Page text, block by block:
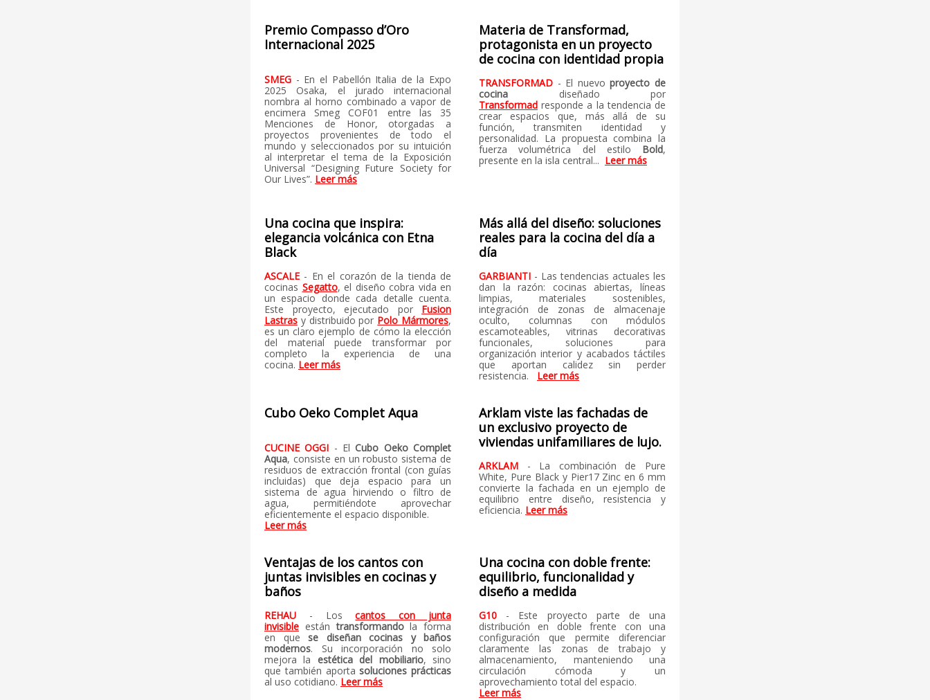
Premio Compasso d’Oro
Internacional 2025
SMEG - En el Pabellón Italia de la Expo
2025 Osaka, el jurado internacional
nombra al horno combinado a vapor de
encimera Smeg COF01 entre las 35
Menciones de Honor, otorgadas a
proyectos provenientes de todo el
mundo y seleccionados por su intuición
al interpretar el tema de la Exposición
Universal “Designing Future Society for
Our Lives”. Leer más
Materia de Transformad,
protagonista en un proyecto
de cocina con identidad propia
TRANSFORMAD - El nuevoproyecto de
cocina diseñado por
Transformad responde a la tendencia de
crear espacios que, más allá de su
función, transmiten identidad y
personalidad. La propuesta combina la
fuerza volumétrica del estilo Bold,
presente en la isla central... Leer más
Una cocina que inspira:
elegancia volcánica con Etna
Black
ASCALE - En el corazón de la tienda de
cocinas Segatto, el diseño cobra vida en
un espacio donde cada detalle cuenta.
Este proyecto, ejecutado por Fusion
Lastras y distribuido por Polo Mármores,
es un claro ejemplo de cómo la elección
del material puede transformar por
completo la experiencia de una
cocina. Leer más
Más allá del diseño: soluciones
reales para la cocina del día a
día
GARBIANTI - Las tendencias actuales les
dan la razón: cocinas abiertas, líneas
limpias, materiales sostenibles,
integración de zonas de almacenaje
oculto, columnas con módulos
escamoteables, vitrinas decorativas
funcionales, soluciones para
organización interior y acabados táctiles
que aportan calidez sin perder
resistencia.
Leer más
Cubo Oeko Complet Aqua
CUCINE OGGI - ElCubo Oeko Complet
Aqua, consiste en un robusto sistema de
residuos de extracción frontal (con guías
incluidas) que deja espacio para un
sistema de agua hirviendo o filtro de
agua, permitiéndote aprovechar
eficientemente el espacio disponible.
Leer más
Arklam viste las fachadas de
un exclusivo proyecto de
viviendas unifamiliares de lujo.
ARKLAM - La combinación de Pure
White, Pure Black y Pier17 Zinc en 6 mm
convierte la fachada en un ejemplo de
equilibrio entre diseño, resistencia y
eficiencia. Leer más
Ventajas de los cantos con
juntas invisibles en cocinas y
baños
REHAU - Loscantos con junta
invisible estántransformandola forma
en que se diseñan cocinas y baños
modernos. Su incorporación no solo
mejora la estética del mobiliario, sino
que también aportasoluciones prácticas
al uso cotidiano. Leer más
Una cocina con doble frente:
equilibrio, funcionalidad y
diseño a medida
G10 - Este proyecto parte de una
distribución en doble frente con una
configuración que permite diferenciar
claramente las zonas de trabajo y
almacenamiento, manteniendo una
circulación cómoda y un
aprovechamiento total del espacio.
Leer más